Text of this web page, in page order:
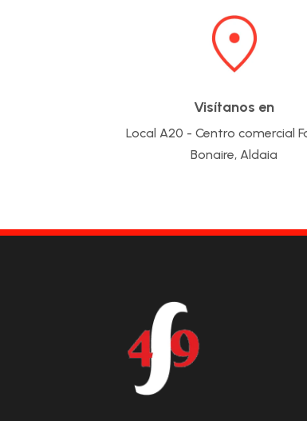
Visítanos en
Local A20 - Centro comercial
Bonaire, Aldaia